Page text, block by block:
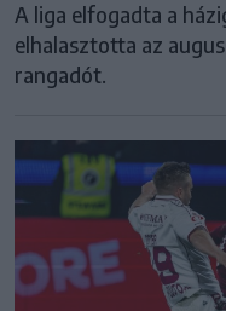
A liga elfogadta a
elhalasztotta az
rangadót.